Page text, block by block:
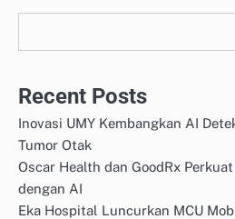
Recent Posts
Inovasi UMY Kembangkan AI
Tumor Otak
Oscar Health dan GoodRx
dengan AI
Eka Hospital Luncurkan MCU